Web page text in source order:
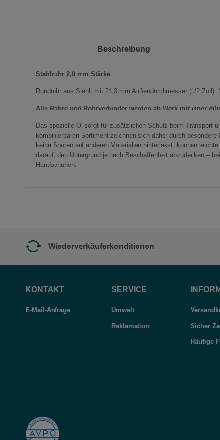
Beschreibung
Stahlrohr 2,0 mm Stärke
Rundrohr aus Stahl, mit 21,3 mm Außendurchmesser (1/2
Alle Rohre und Rohrverbinder werden ab Werk mit einer
Das spezielle Öl sorgt für zusätzlichen Schutz beim Transport
kombinierbaren Sortiment zeichnen sich daher durch
keine Spuren auf anderen Materialien hinterlässt, können
darauf, den Untergrund je nach Beschaffenheit abzudecken –
Handschuhen.
Wiederverkäuferkonditionen
KONTAKT
E-Mail-Anfrage
SERVICE
Umwelt
Reklamation Sicher
Häufige